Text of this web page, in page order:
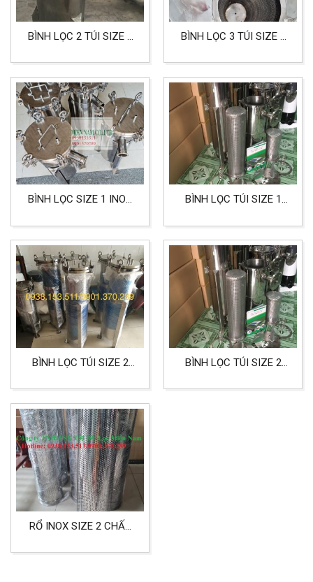
BÌNH LỌC 2 TÚI SIZE 2
THỰC PHẨM
BÌNH LỌC 3 TÚI SIZE 2
LỌC CHẤT LỎNG CÔNG
NGHIỆP
BÌNH LỌC SIZE 1 INOX
PHẨM, DƯỢC PHẨM VÀ
HÓA CHẤT
BÌNH LỌC TÚI SIZE 1
LỌC NƯỚC, THỰC PHẨM
VÀ HÓA CHẤT
BÌNH LỌC TÚI SIZE 2
THỰC PHẨM VÀ DƯỢC
PHẨM
BÌNH LỌC TÚI SIZE 2
LỌC HÓA CHẤT
RỔ INOX SIZE 2 CHẤT
CHO LỌC CÔNG NGHIỆP